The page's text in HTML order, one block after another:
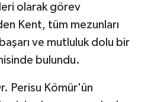
olarak görev
Kent, tüm mezunları
ve mutluluk dolu bir
bulundu.
Perisu Kömür'ün